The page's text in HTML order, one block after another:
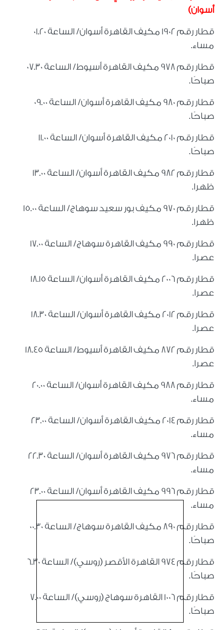
أسوان)
قطار رقم 1902 مكيف القاهرة أسوان/ الساعة 01.20
مساء.
قطار رقم 978 مكيف القاهرة أسيوط/ الساعة 07.30
صباحًا.
قطار رقم 980 مكيف القاهرة أسوان/ الساعة 09.00
صباحًا.
قطار رقم 2010 مكيف القاهرة أسوان/ الساعة 11.00
صباحًا.
قطار رقم 982 مكيف القاهرة أسوان/ الساعة 13.00
ظهرا.
قطار رقم 970 مكيف بور سعيد سوهاج/ الساعة 15.00
ظهرا.
قطار رقم 990 مكيف القاهرة سوهاج/ الساعة 17.00
عصرا.
قطار رقم 2006 مكيف القاهرة أسوان/ الساعة 18.15
عصرا.
قطار رقم 2012 مكيف القاهرة أسوان/ الساعة 18.30
عصرا.
قطار رقم 872 مكيف القاهرة أسيوط/ الساعة 18.45
عصرا.
قطار رقم 988 مكيف القاهرة أسوان/ الساعة 20.00
مساء.
قطار رقم 2014 مكيف القاهرة أسوان/ الساعة 23.00
مساء.
قطار رقم 976 مكيف القاهرة أسوان/ الساعة 22.30
مساء.
قطار رقم 996 مكيف القاهرة أسوان/ الساعة 23.00
مساء.
قطار رقم 890 مكيف القاهرة سوهاج/ الساعة 00.30
صباحًا.
قطار رقم 974 القاهرة الأقصر (روسي)/ الساعة 6.30
صباحًا.
قطار رقم 1006 القاهرة سوهاج (روسي)/ الساعة 7.00
صباحًا.